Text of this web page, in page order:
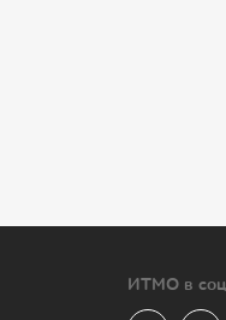
ИТМО в